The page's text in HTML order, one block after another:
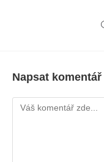
Napsat komentář